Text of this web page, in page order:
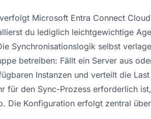
Microsoft Entra Connect
du lediglich leichtgewichtige
Synchronisationslogik selbst
betreiben: Fällt ein Server aus
Instanzen und verteilt die
für den Sync-Prozess erforderlich
Die Konfiguration erfolgt zentral